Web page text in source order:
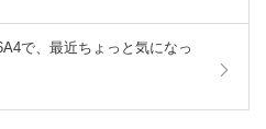
で、最近ちょっと気になっ